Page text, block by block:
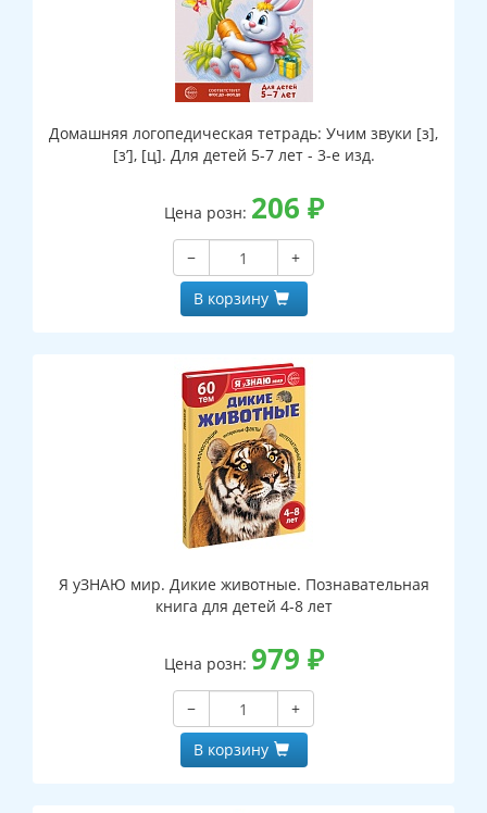
Домашняя логопедическая тетрадь: Учим звуки [з],
[з’], [ц]. Для детей 5-7 лет - 3-е изд.
Цена розн: 206 ₽
−
+
В корзину
Я уЗНАЮ мир. Дикие животные. Познавательная
книга для детей 4-8 лет
Цена розн: 979 ₽
−
+
В корзину